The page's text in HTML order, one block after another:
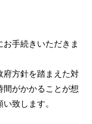
手続きいただきま
府方針を踏まえた対
がかかることが想
致します。